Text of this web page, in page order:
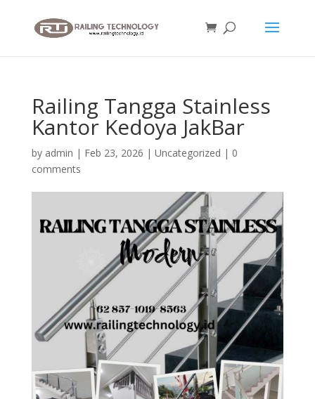
Railing Tangga Stainless
Kantor Kedoya JakBar
by admin | Feb 23, 2026 | Uncategorized | 0
comments